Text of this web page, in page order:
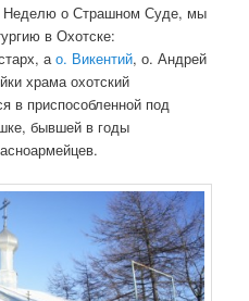
Неделю о Страшном Суде, мы
в Охотске:
ао. Викентий, о. Андрей
храма охотский
в приспособленной под
бывшей в годы